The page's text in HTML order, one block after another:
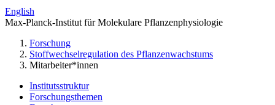
English
Max-Planck-Institut für Molekulare Pflanzenphysiologie
Forschung
Stoffwechselregulation des Pflanzenwachstums
Mitarbeiter*innen
Institutsstruktur
Forschungsthemen